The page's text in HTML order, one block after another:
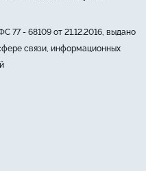
77 - 68109 от 21.12.2016, выдано
связи, информационных